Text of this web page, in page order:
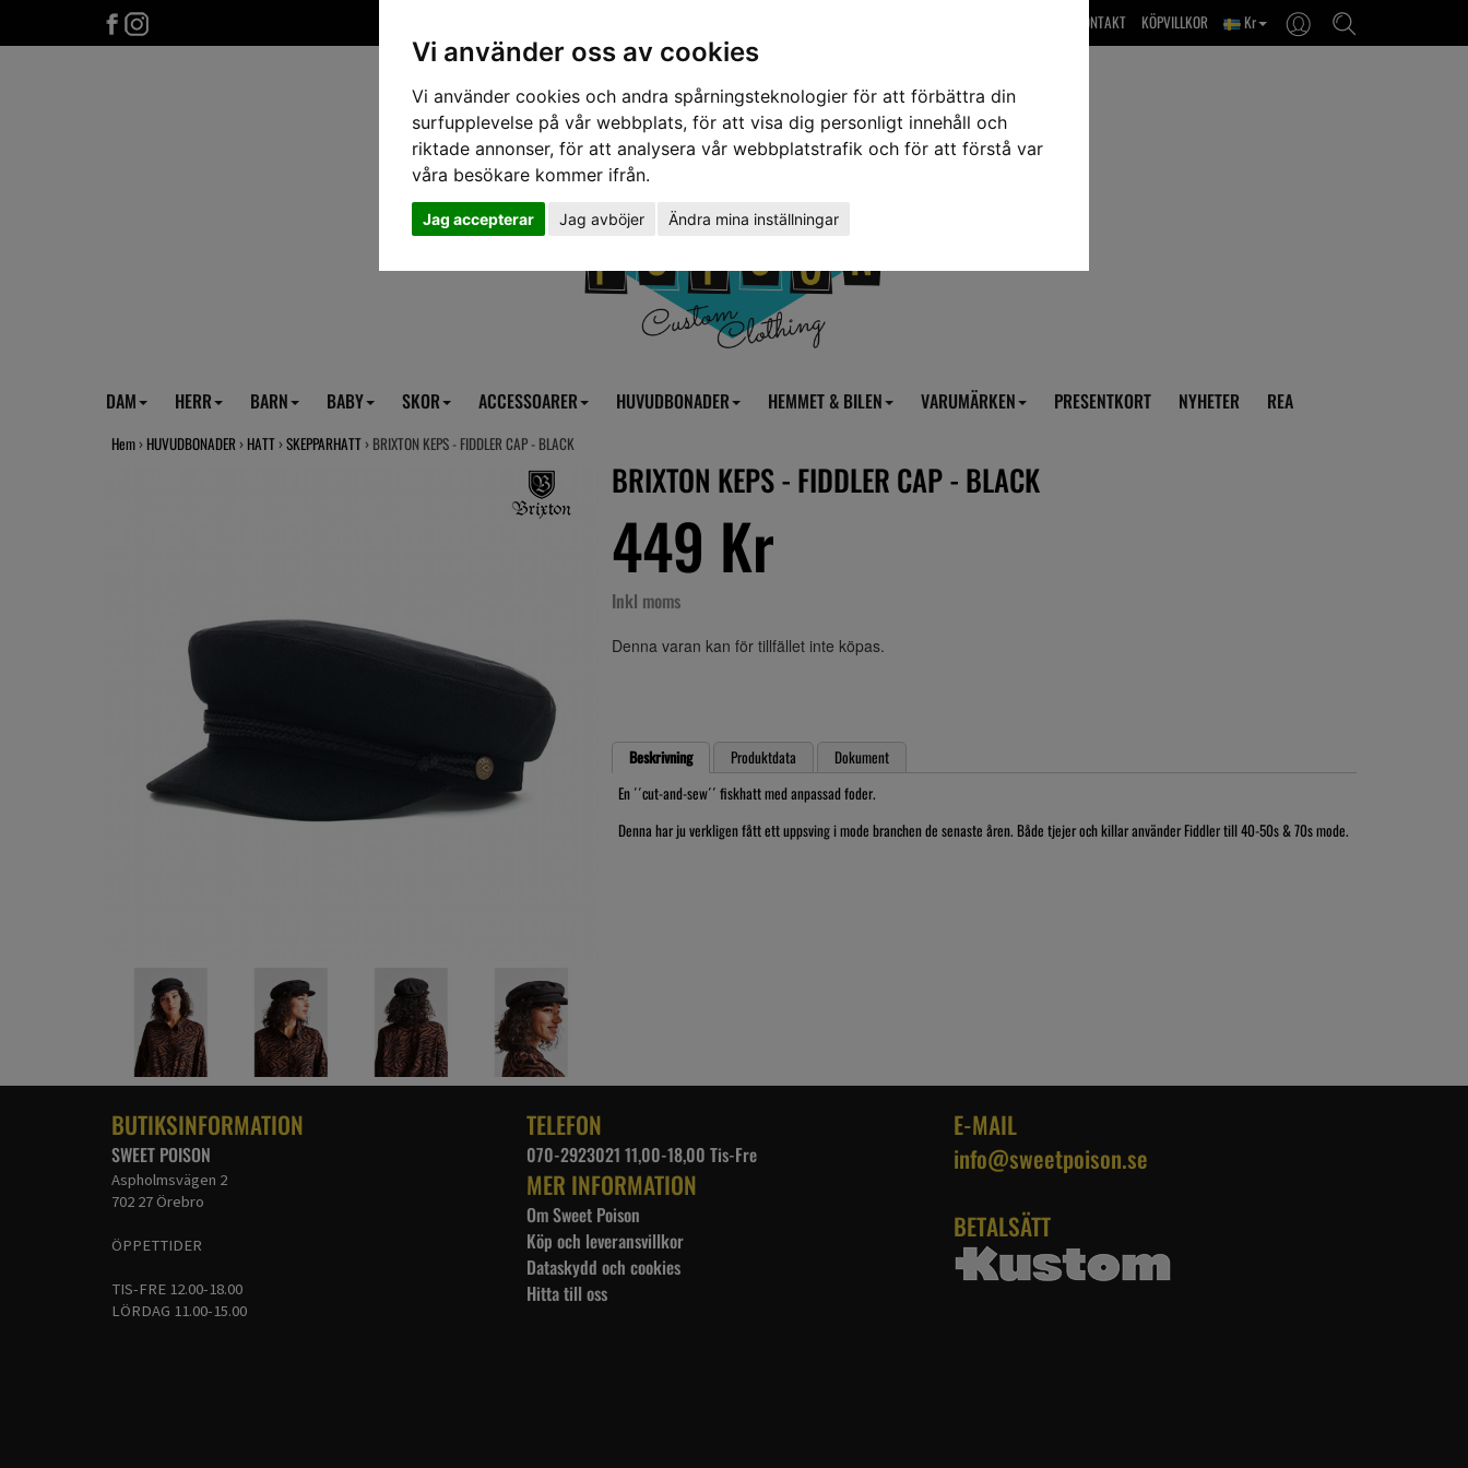
Vi använder oss av cookies
Vi använder cookies och andra spårningsteknologier för att förbättra din
surfupplevelse på vår webbplats, för att visa dig personligt innehåll och
riktade annonser, för att analysera vår webbplatstrafik och för att förstå var
våra besökare kommer ifrån.
Jag accepterar Jag avböjer Ändra mina inställningar
Kr
KÖPVILLKOR
OM OSS & KONTAKT
DAM HERR BARN BABY SKOR ACCESSOARER HUVUDBONADER HEMMET & BILEN VARUMÄRKEN PRESENTKORT NYHETER REA
Hem › HUVUDBONADER › HATT ›SKEPPARHATT › BRIXTON KEPS - FIDDLER CAP - BLACK
BRIXTON KEPS - FIDDLER CAP - BLACK
449 Kr
Inkl moms
Denna varan kan för tillfället inte köpas.
Beskrivning Produktdata
Dokument
En ´´cut-and-sew´´ fiskhatt med anpassad foder.
Denna har ju verkligen fått ett uppsving i mode branchen de senaste åren. Både tjejer och killar använder Fiddler till 40-50s & 70s mode.
BUTIKSINFORMATION
SWEET POISON
Aspholmsvägen 2
702 27 Örebro
ÖPPETTIDER
TIS-FRE 12.00-18.00
LÖRDAG 11.00-15.00
TELEFON
070-2923021 11,00-18,00 Tis-Fre
MER INFORMATION
Om Sweet Poison
Köp och leveransvillkor
Dataskydd och cookies
Hitta till oss
E-MAIL
info@sweetpoison.se
BETALSÄTT